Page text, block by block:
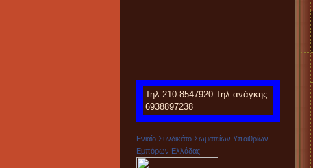
Τηλ.210-8547920 Τηλ.ανάγκης:
6938897238
Ενιαίο Συνδικάτο Σωματείων Υπαιθρίων
Εμπόρων Ελλάδας